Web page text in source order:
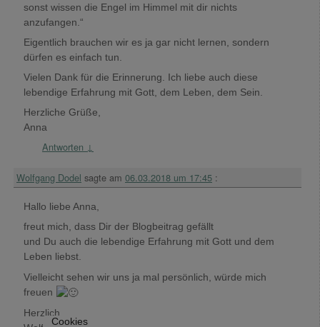
sonst wissen die Engel im Himmel mit dir nichts
anzufangen.“
Eigentlich brauchen wir es ja gar nicht lernen, sondern
dürfen es einfach tun.
Vielen Dank für die Erinnerung. Ich liebe auch diese
lebendige Erfahrung mit Gott, dem Leben, dem Sein.
Herzliche Grüße,
Anna
Antworten ↓
Wolfgang Dodel sagte am 06.03.2018 um 17:45 :
Hallo liebe Anna,
freut mich, dass Dir der Blogbeitrag gefällt
und Du auch die lebendige Erfahrung mit Gott und dem
Leben liebst.
Vielleicht sehen wir uns ja mal persönlich, würde mich
freuen
Herzlich
Cookies